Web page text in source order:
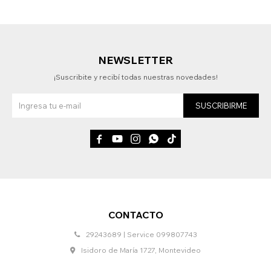
CONTACTO
29243689 | Service 099807743
Isidoro de María 1727, Montevideo
NEWSLETTER
¡Suscribite y recibí todas nuestras novedades!
SUSCRIBIRME
    